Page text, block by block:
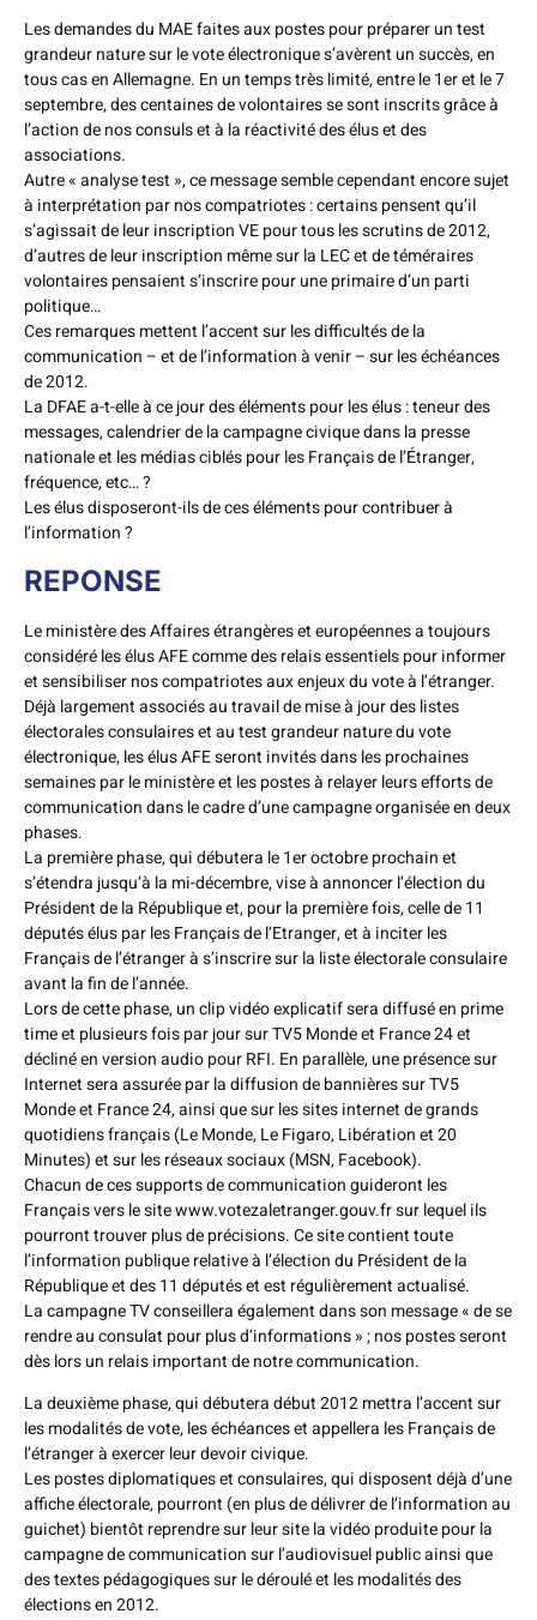
Les demandes du MAE faites aux postes pour préparer un test
grandeur nature sur le vote électronique s’avèrent un succès, en
tous cas en Allemagne. En un temps très limité, entre le 1er et le 7
septembre, des centaines de volontaires se sont inscrits grâce à
l’action de nos consuls et à la réactivité des élus et des
associations.
Autre « analyse test », ce message semble cependant encore sujet
à interprétation par nos compatriotes : certains pensent qu’il
s’agissait de leur inscription VE pour tous les scrutins de 2012,
d’autres de leur inscription même sur la LEC et de téméraires
volontaires pensaient s’inscrire pour une primaire d’un parti
politique…
Ces remarques mettent l’accent sur les difficultés de la
communication – et de l’information à venir – sur les échéances
de 2012.
La DFAE a-t-elle à ce jour des éléments pour les élus : teneur des
messages, calendrier de la campagne civique dans la presse
nationale et les médias ciblés pour les Français de l’Étranger,
fréquence, etc… ?
Les élus disposeront-ils de ces éléments pour contribuer à
l’information ?
REPONSE
Le ministère des Affaires étrangères et européennes a toujours
considéré les élus AFE comme des relais essentiels pour informer
et sensibiliser nos compatriotes aux enjeux du vote à l’étranger.
Déjà largement associés au travail de mise à jour des listes
électorales consulaires et au test grandeur nature du vote
électronique, les élus AFE seront invités dans les prochaines
semaines par le ministère et les postes à relayer leurs efforts de
communication dans le cadre d’une campagne organisée en deux
phases.
La première phase, qui débutera le 1er octobre prochain et
s’étendra jusqu’à la mi-décembre, vise à annoncer l’élection du
Président de la République et, pour la première fois, celle de 11
députés élus par les Français de l’Etranger, et à inciter les
Français de l’étranger à s’inscrire sur la liste électorale consulaire
avant la fin de l’année.
Lors de cette phase, un clip vidéo explicatif sera diffusé en prime
time et plusieurs fois par jour sur TV5 Monde et France 24 et
décliné en version audio pour RFI. En parallèle, une présence sur
Internet sera assurée par la diffusion de bannières sur TV5
Monde et France 24, ainsi que sur les sites internet de grands
quotidiens français (Le Monde, Le Figaro, Libération et 20
Minutes) et sur les réseaux sociaux (MSN, Facebook).
Chacun de ces supports de communication guideront les
Français vers le site www.votezaletranger.gouv.fr sur lequel ils
pourront trouver plus de précisions. Ce site contient toute
l’information publique relative à l’élection du Président de la
République et des 11 députés et est régulièrement actualisé.
La campagne TV conseillera également dans son message « de se
rendre au consulat pour plus d’informations » ; nos postes seront
dès lors un relais important de notre communication.
La deuxième phase, qui débutera début 2012 mettra l’accent sur
les modalités de vote, les échéances et appellera les Français de
l’étranger à exercer leur devoir civique.
Les postes diplomatiques et consulaires, qui disposent déjà d’une
affiche électorale, pourront (en plus de délivrer de l’information au
guichet) bientôt reprendre sur leur site la vidéo produite pour la
campagne de communication sur l’audiovisuel public ainsi que
des textes pédagogiques sur le déroulé et les modalités des
élections en 2012.